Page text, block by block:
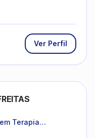
Ver Perfil
Terapia